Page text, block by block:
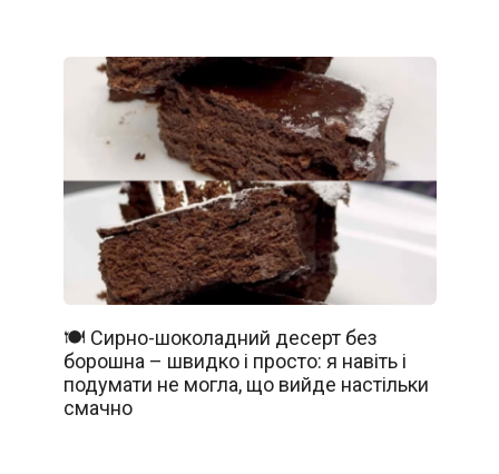
🍽️ Сирно-шоколадний десерт без
борошна – швидко і просто: я навіть і
подумати не могла, що вийде настільки
смачно